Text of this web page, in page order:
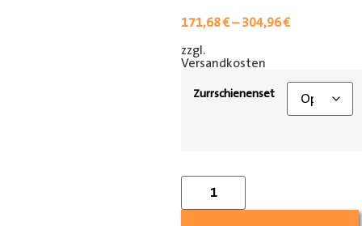
171,68€–304,96€
zzgl.
Versandkosten
Zurrschienenset